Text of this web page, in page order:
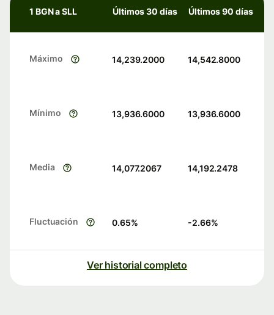
1 BGN a SLL Últimos 30 días Últimos 90 días
Máximo 14,239.2000 14,542.8000
Mínimo 13,936.6000 13,936.6000
Media 14,077.2067 14,192.2478
Fluctuación 0.65% -2.66%
Ver historial completo